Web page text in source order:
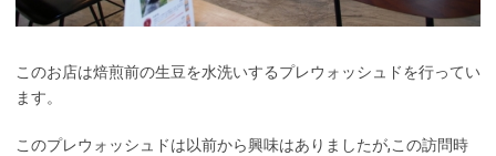
このお店は焙煎前の生豆を水洗いするプレウォッシュドを行ってい
ます。
このプレウォッシュドは以前から興味はありましたが,この訪問時